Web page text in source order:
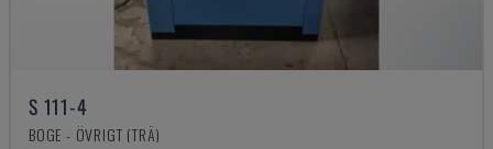
S 111-4
BOGE - ÖVRIGT (TRÄ)